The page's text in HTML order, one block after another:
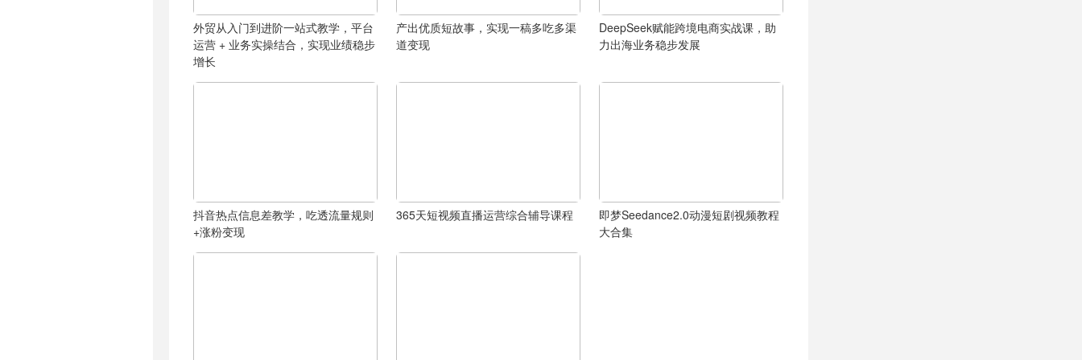
外贸从入门到进阶一站式教学，平台
运营 + 业务实操结合，实现业绩稳步
增长
产出优质短故事，实现一稿多吃多渠
道变现
DeepSeek赋能跨境电商实战课，助
力出海业务稳步发展
抖音热点信息差教学，吃透流量规则
+涨粉变现
365天短视频直播运营综合辅导课程
即梦Seedance2.0动漫短剧视频教程
大合集